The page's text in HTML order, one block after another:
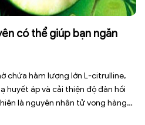
có thể giúp bạn ngăn
chứa hàm lượng lớn L-citrulline,
huyết áp và cải thiện độ đàn hồi
là nguyên nhân tử vong hàng